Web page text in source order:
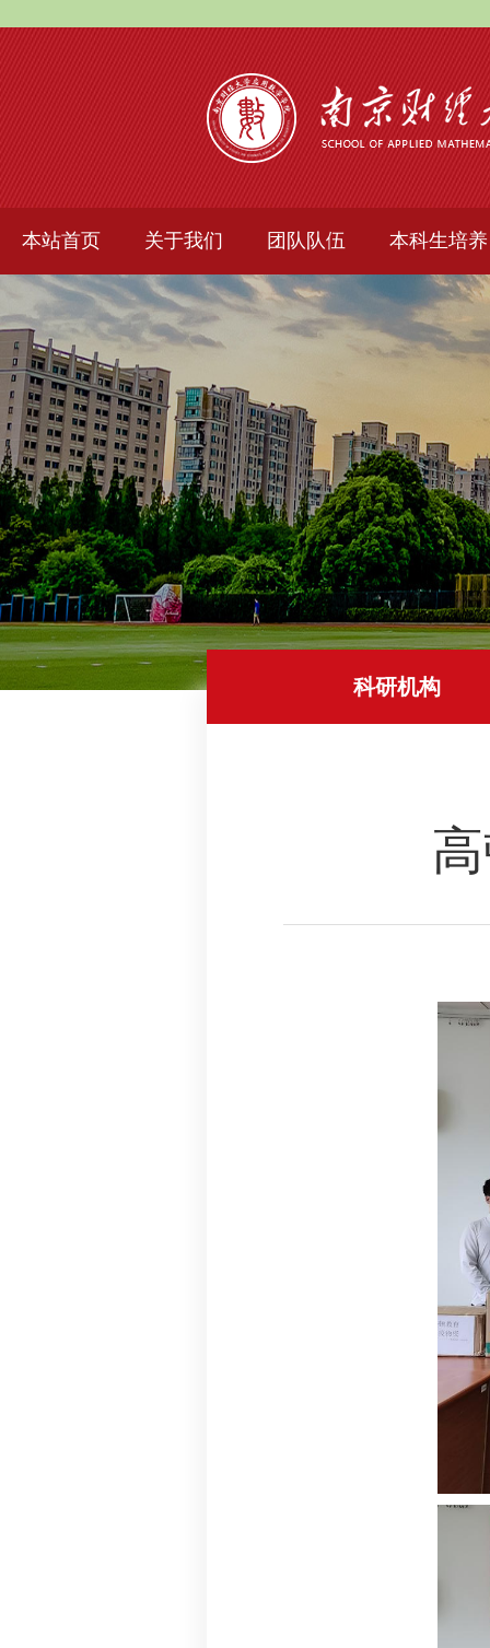
本站首页 关于我们 团队队伍 本科生培养
科研机构